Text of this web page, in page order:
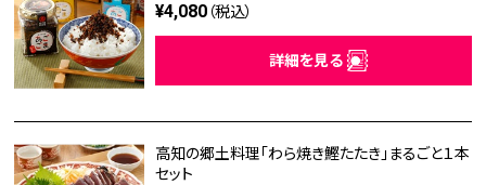
¥4,080 （税込）
詳細を見る
高知の郷土料理「わら焼き鰹たたき」まるごと１本
セット